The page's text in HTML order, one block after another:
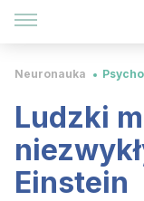
Neuronauka
Ludzki
Einstein